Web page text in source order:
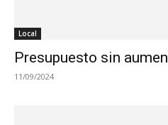
Local
Presupuesto sin
11/09/2024